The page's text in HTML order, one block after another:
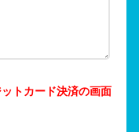
トカード決済の画面